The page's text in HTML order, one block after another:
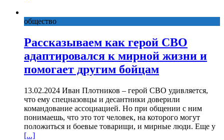
общество
Рассказываем как герой СВО
адаптировался к мирной жизни и
помогает другим бойцам
13.02.2024 Иван Плотников – герой СВО удивляется,
что ему спецназовцы и десантники доверили
командование ассоциацией. Но при общении с ним
понимаешь, что это тот человек, на которого могут
положиться и боевые товарищи, и мирные люди. Еще у
[...]